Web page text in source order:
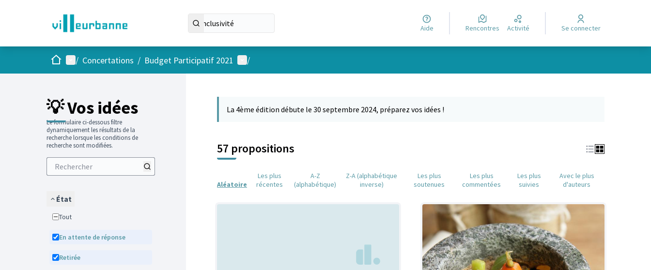
Aide Rencontres Activité Se connecter
AccueilMenu principal
/ Concertations / Budget Participatif 2021 Menu utilisateur
/
💡 Vos idées
Le formulaire ci-dessous filtre
dynamiquement les résultats de la
recherche lorsque les conditions de
recherche sont modifiées.
État
Tout
En attente de réponse
Retirée
La 4ème édition débute le 30 septembre 2024, préparez vos idées !
57 propositions
Aléatoire
Les plus
récentes
A-Z
(alphabétique)
Z-A (alphabétique
inverse)
Les plus
soutenues
Les plus
commentées
Les plus
suivies
Avec le plus
d'auteurs